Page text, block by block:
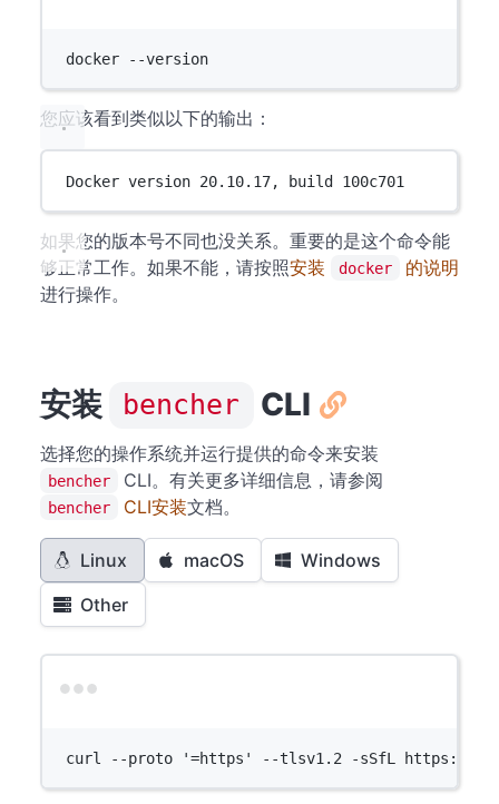
docker --version
您应该看到类似以下的输出：
Docker version 20.10.17, build 100c701
如果您的版本号不同也没关系。重要的是这个命令能
够正常工作。如果不能，请按照安装 docker
的说明
进行操作。
安装 bencher CLI
选择您的操作系统并运行提供的命令来安装
bencher CLI。有关更多详细信息，请参阅
bencher CLI安装文档。
Linux macOS
Windows
Other
curl --proto '=https' --tlsv1.2 -sSfL https://